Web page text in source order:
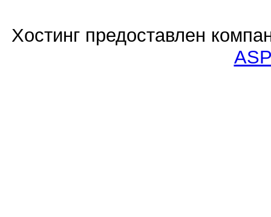
Хостинг предоставлен